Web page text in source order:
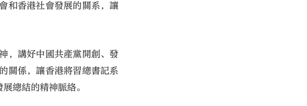
和香港社會發展的關系，讓
，講好中國共產黨開創、發
關係，讓香港將習總書記系
總結的精神脈絡。